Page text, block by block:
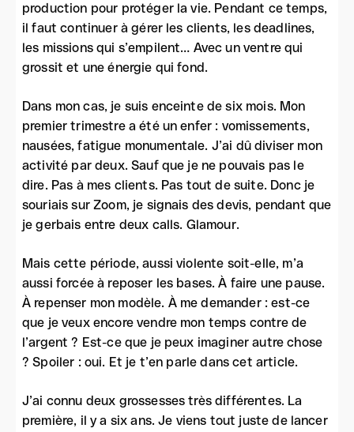
production pour protéger la vie. Pendant ce temps,
il faut continuer à gérer les clients, les deadlines,
les missions qui s’empilent… Avec un ventre qui
grossit et une énergie qui fond.
Dans mon cas, je suis enceinte de six mois. Mon
premier trimestre a été un enfer : vomissements,
nausées, fatigue monumentale. J’ai dû diviser mon
activité par deux. Sauf que je ne pouvais pas le
dire. Pas à mes clients. Pas tout de suite. Donc je
souriais sur Zoom, je signais des devis, pendant que
je gerbais entre deux calls. Glamour.
Mais cette période, aussi violente soit-elle, m’a
aussi forcée à reposer les bases. À faire une pause.
À repenser mon modèle. À me demander : est-ce
que je veux encore vendre mon temps contre de
l’argent ? Est-ce que je peux imaginer autre chose
? Spoiler : oui. Et je t’en parle dans cet article.
J’ai connu deux grossesses très différentes. La
première, il y a six ans. Je viens tout juste de lancer